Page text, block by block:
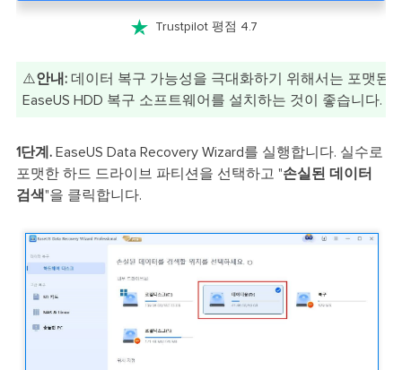
 Trustpilot 평점 4.7
⚠️안내: 데이터 복구 가능성을 극대화하기 위해서는 포맷된
EaseUS HDD 복구 소프트웨어를 설치하는 것이 좋습니다.
1단계. EaseUS Data Recovery Wizard를 실행합니다. 실수로
포맷한 하드 드라이브 파티션을 선택하고 "손실된 데이터
검색"을 클릭합니다.